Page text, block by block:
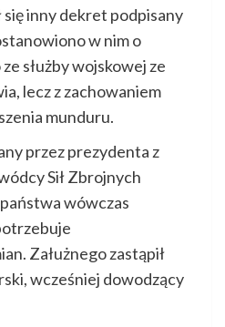
się inny dekret podpisany
w nim o
służby wojskowej ze
lecz z zachowaniem
munduru.
przez prezydenta z
Sił Zbrojnych
wówczas
Załużnego zastąpił
wcześniej dowodzący